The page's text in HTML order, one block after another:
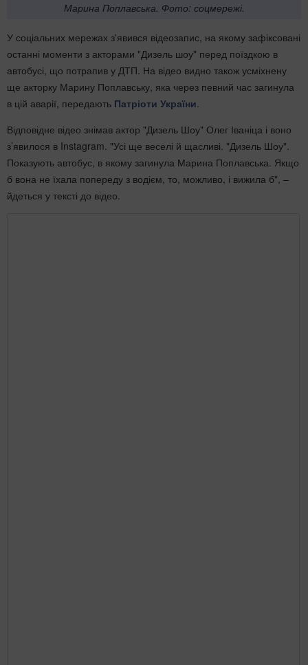
Марина Поплавська. Фото: соцмережі.
У соціальних мережах з'явився відеозапис, на якому зафіксовані
останні моменти з акторами "Дизель шоу" перед поїздкою в
автобусі, що потрапив у ДТП. На відео видно також усміхнену
ще акторку Марину Поплавську, яка через певний час загинула
в цій аварії, передають Патріоти України.
Відповідне відео знімав актор "Дизель Шоу" Олег Іваніца і воно
з’явилося в Instagram. "Усі ще веселі й щасливі. "Дизель Шоу".
Показують автобус, в якому загинула Марина Поплавська. Якщо
б вона не їхала попереду з водієм, то, можливо, і вижила б", –
йдеться у тексті до відео.